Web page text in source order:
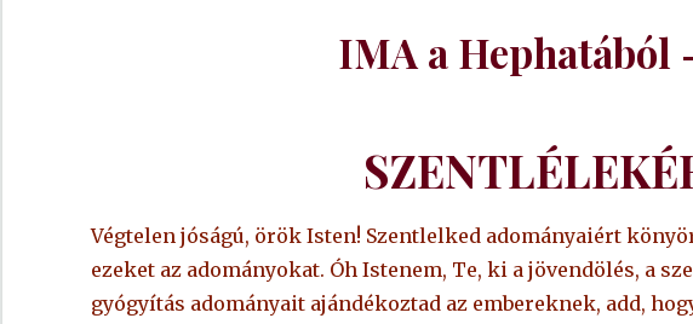
IMA a Hephatából
Végtelen jóságú, örök Isten! Szentlelked adományaiért
ezeket az adományokat. Óh Istenem, Te, ki a jövendölés, a
gyógyítás adományait ajándékoztad az embereknek, add,